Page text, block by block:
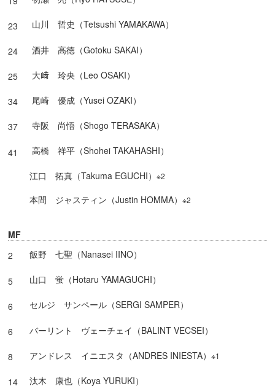
23 山川 哲史（Tetsushi YAMAKAWA）
24 酒井 高徳（Gotoku SAKAI）
25 大﨑 玲央（Leo OSAKI）
34 尾崎 優成（Yusei OZAKI）
37 寺阪 尚悟（Shogo TERASAKA）
41 高橋 祥平（Shohei TAKAHASHI）
江口 拓真（Takuma EGUCHI）※2
本間 ジャスティン（Justin HOMMA）※2
MF
2
飯野 七聖（Nanasei IINO）
5 山口 蛍（Hotaru YAMAGUCHI）
6 セルジ サンペール（SERGI SAMPER）
6 バーリント ヴェーチェイ（BALINT VECSEI）
8 アンドレス イニエスタ（ANDRES INIESTA）※1
14 汰木 康也（Koya YURUKI）